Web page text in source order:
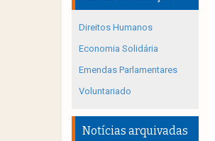
Direitos Humanos
Economia Solidária
Emendas Parlamentares
Voluntariado
Notícias arquivadas